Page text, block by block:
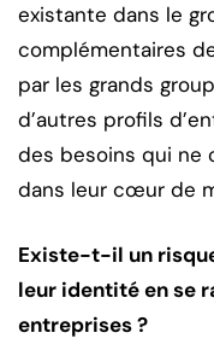
existante dans le
complémentaires
par les grands
d’autres profils
des besoins qui ne
dans leur cœur de
Existe-t-il un
leur identité en se
entreprises ?